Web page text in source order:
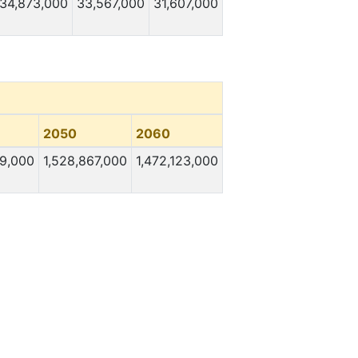
33,567,000 31,607,000
2050
2060
1,528,867,000 1,472,123,000